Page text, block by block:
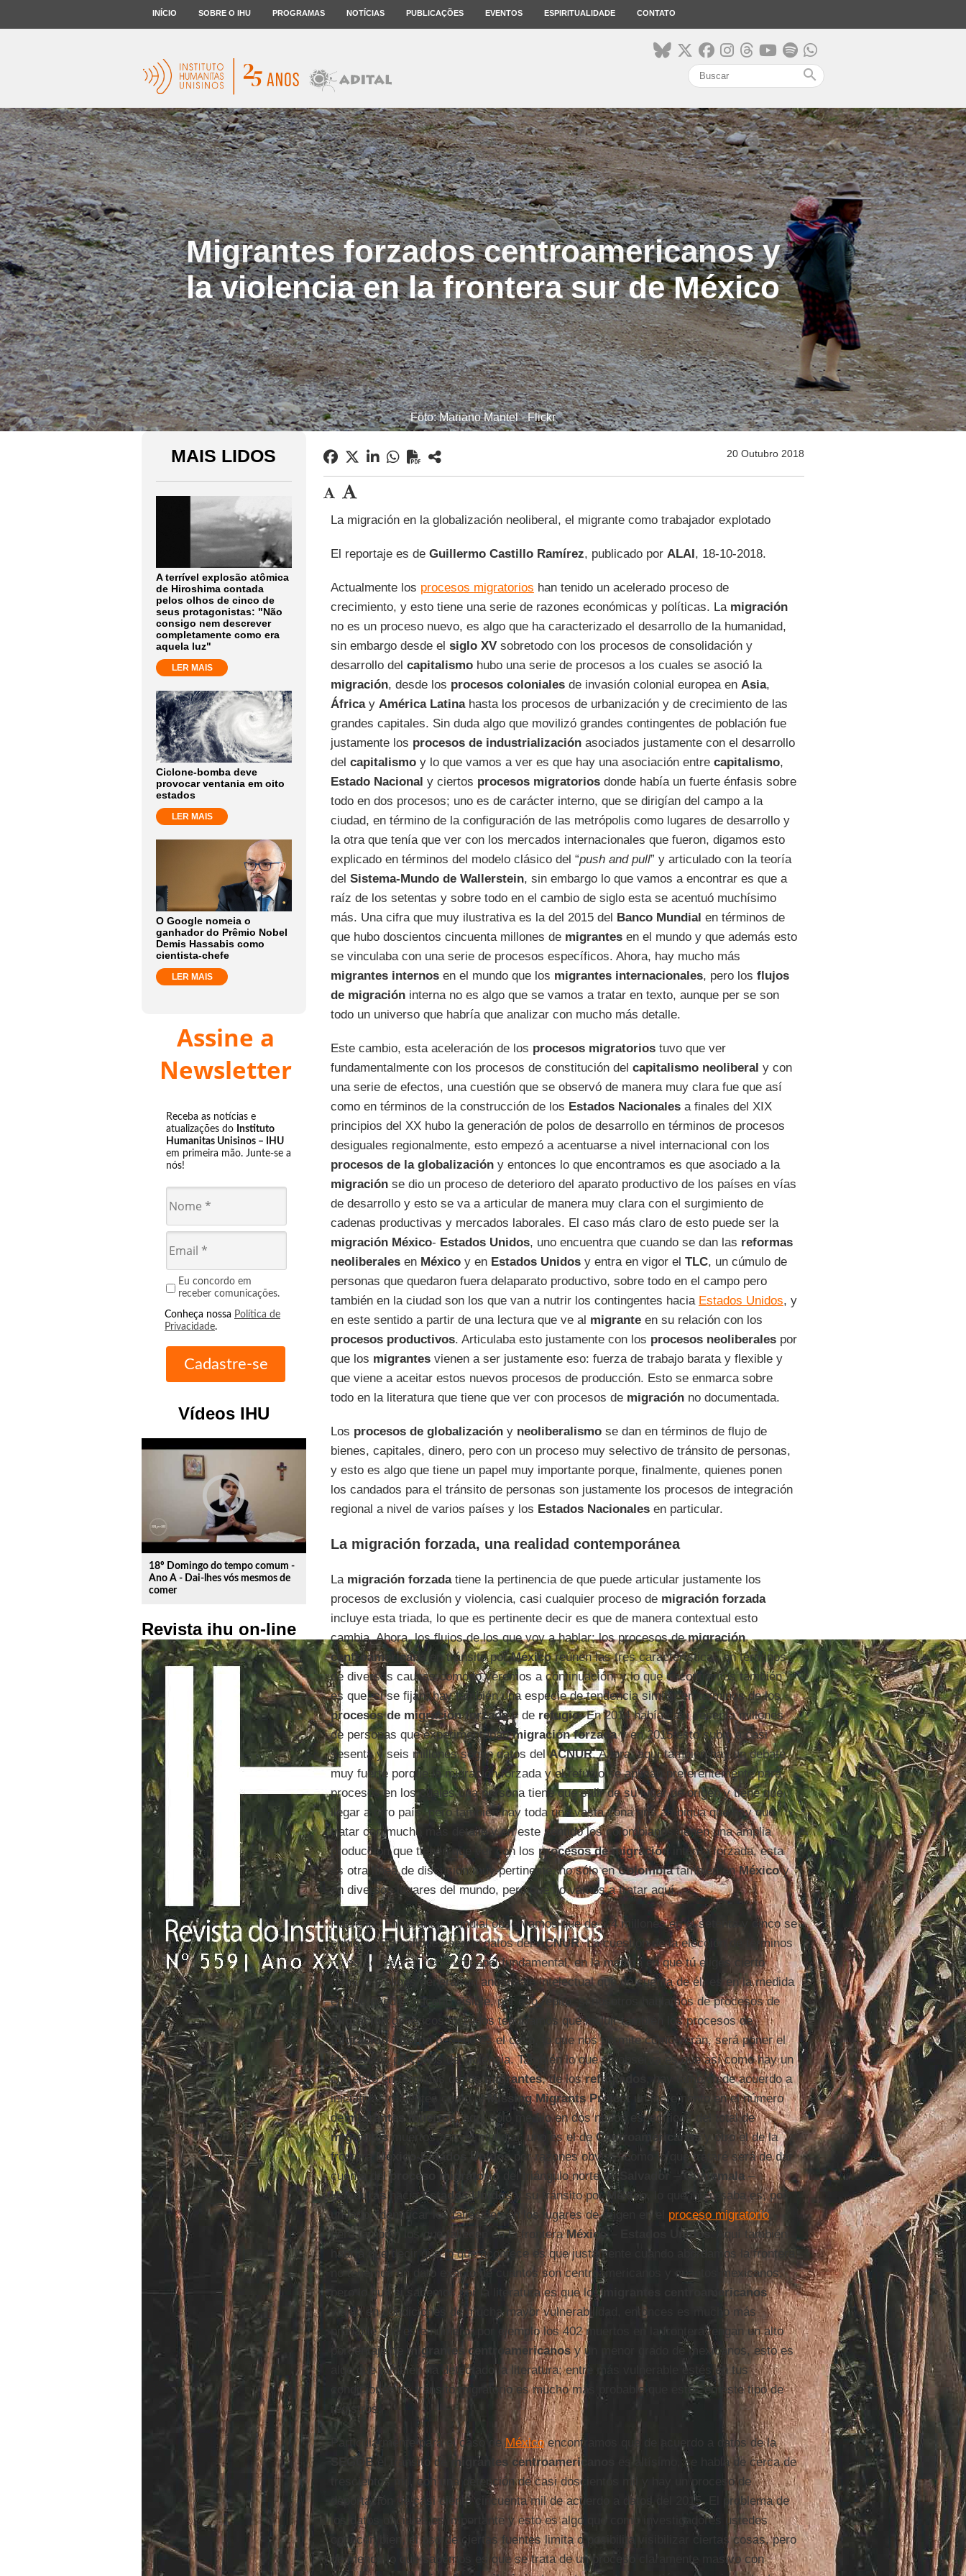
INÍCIO SOBRE O IHU PROGRAMAS NOTÍCIAS PUBLICAÇÕES EVENTOS ESPIRITUALIDADE CONTATO
search
Migrantes forzados centroamericanos y
la violencia en la frontera sur de México
Foto: Mariano Mantel - Flickr
MAIS LIDOS
A terrível explosão atômica
de Hiroshima contada
pelos olhos de cinco de
seus protagonistas: "Não
consigo nem descrever
completamente como era
aquela luz"
LER MAIS
Ciclone-bomba deve
provocar ventania em oito
estados
LER MAIS
O Google nomeia o
ganhador do Prêmio Nobel
Demis Hassabis como
cientista-chefe
LER MAIS
Assine a
Newsletter
Receba as notícias e
atualizações do Instituto
Humanitas Unisinos – IHU
em primeira mão. Junte-se a
nós!
Eu concordo em
receber comunicações.
Conheça nossa Política de
Privacidade.
Vídeos IHU
play_circle_outline
18º Domingo do tempo comum -
Ano A - Dai-lhes vós mesmos de
comer
Revista ihu on-line
20 Outubro 2018
La migración en la globalización neoliberal, el migrante como trabajador explotado
El reportaje es de Guillermo Castillo Ramírez, publicado por ALAI, 18-10-2018.
Actualmente los procesos migratorios han tenido un acelerado proceso de
crecimiento, y esto tiene una serie de razones económicas y políticas. La migración
no es un proceso nuevo, es algo que ha caracterizado el desarrollo de la humanidad,
sin embargo desde el siglo XVsobretodo con los procesos de consolidación y
desarrollo del capitalismohubo una serie de procesos a los cuales se asoció la
migración, desde los procesos colonialesde invasión colonial europea en Asia,
Áfricay América Latinahasta los procesos de urbanización y de crecimiento de las
grandes capitales. Sin duda algo que movilizó grandes contingentes de población fue
justamente los procesos de industrializaciónasociados justamente con el desarrollo
del capitalismoy lo que vamos a ver es que hay una asociación entrecapitalismo,
Estado Nacional y ciertos procesos migratoriosdonde había un fuerte énfasis sobre
todo en dos procesos; uno es de carácter interno, que se dirigían del campo a la
ciudad, en término de la configuración de las metrópolis como lugares de desarrollo y
la otra que tenía que ver con los mercados internacionales que fueron, digamos esto
explicado en términos del modelo clásico del “push and pull” y articulado con la teoría
del Sistema-Mundo de Wallerstein, sin embargo lo que vamos a encontrar es que a
raíz de los setentas y sobre todo en el cambio de siglo esta se acentuó muchísimo
más. Una cifra que muy ilustrativa es la del 2015 del Banco Mundial en términos de
que hubo doscientos cincuenta millones de migrantesen el mundo y que además esto
se vinculaba con una serie de procesos específicos. Ahora, hay mucho más
migrantes internosen el mundo que los migrantes internacionales, pero los flujos
de migracióninterna no es algo que se vamos a tratar en texto, aunque per se son
todo un universo que habría que analizar con mucho más detalle.
Este cambio, esta aceleración de los procesos migratoriostuvo que ver
fundamentalmente con los procesos de constitución del capitalismo neoliberal y con
una serie de efectos, una cuestión que se observó de manera muy clara fue que así
como en términos de la construcción de los Estados Nacionalesa finales del XIX
principios del XX hubo la generación de polos de desarrollo en términos de procesos
desiguales regionalmente, esto empezó a acentuarse a nivel internacional con los
procesos de la globalizacióny entonces lo que encontramos es que asociado a la
migraciónse dio un proceso de deterioro del aparato productivo de los países en vías
de desarrollo y esto se va a articular de manera muy clara con el surgimiento de
cadenas productivas y mercados laborales. El caso más claro de esto puede ser la
migración México- Estados Unidos, uno encuentra que cuando se dan las reformas
neoliberalesen Méxicoy en Estados Unidosy entra en vigor el TLC, un cúmulo de
personas que quedaron fuera delaparato productivo, sobre todo en el campo pero
también en la ciudad son los que van a nutrir los contingentes hacia Estados Unidos, y
en este sentido a partir de una lectura que ve al migranteen su relación con los
procesos productivos. Articulaba esto justamente con los procesos neoliberalespor
que los migrantesvienen a ser justamente eso: fuerza de trabajo barata y flexible y
que viene a aceitar estos nuevos procesos de producción. Esto se enmarca sobre
todo en la literatura que tiene que ver con procesos de migraciónno documentada.
Los procesos de globalizacióny neoliberalismose dan en términos de flujo de
bienes, capitales, dinero, pero con un proceso muy selectivo de tránsito de personas,
y esto es algo que tiene un papel muy importante porque, finalmente, quienes ponen
los candados para el tránsito de personas son justamente los procesos de integración
regional a nivel de varios países y los Estados Nacionalesen particular.
La migración forzada, una realidad contemporánea
La migración forzadatiene la pertinencia de que puede articular justamente los
procesos de exclusión y violencia, casi cualquier proceso de migración forzada
incluye esta triada, lo que es pertinente decir es que de manera contextual esto
cambia. Ahora, los flujos de los que voy a hablar; los procesos demigración
centroamericana en tránsito porMéxicoreúnen las tres características en términos
de diversas causas como lo veremos a continuación, y lo que encontramos también
es que, si se fijan, hay también una especie de tendencia similar en términos de los
procesos de migración forzaday de refugio. En 2014 había casi sesenta millones
de personas que experimentabanmigración forzaday en 2015 esto subió a casi
sesenta y seis millones según datos delACNUR. Ahora, aquí también hay un debate
muy fuerte porque la migración forzada y el refugio se aplican preferentemente para
procesos en los cuales una persona tiene que salir de su lugar de origen y tiene que
llegar a otro país, pero también hay toda una vasta zona gris ambigua que hay que
tratar con mucho más detalle y en este sentido los colombianos tienen una amplia
producción que tienen que ver con los procesos de migracióninterna forzada, esta
es otra línea de discusión muy pertinente, no sólo enColombiatambién enMéxicoy
en diversos lugares del mundo, pero que no vamos a tratar aquí.
Haciendo un balance mundial observamos que de 2.4 millones en el setenta y cinco se
subió a 65.3 millones según datos delACNUR. La cuestión de la elección de términos
no es accesoria, tiene un papel fundamental, en la medida en que tú eliges cierto
término y eliges generar un andamiaje intelectual que dé cuenta de él, es en la medida
en que puedes hacerlo visible, por eso repito, si nosotros hablamos de procesos de
migracióngenéricos forzados tendríamos que incluir también los procesos de
migración internapero no es el caso, lo que nos permite como verán, será poner el
foco en los procesos de violencia. También lo que se observa es que así como hay un
correlato en términos de los migrantes, de losrefugiados
, hay también de acuerdo a
iniciativas recientes como elMissing Migrants Project un incremento en el número
demigrantes muertos, aquí sólo me fijo en dos nodos específicos del total de
migrantesmuertos a nivel mundial: uno es el deCentroamericanosy otro el de la
frontera México -Estados Unidospor razones obvias, como lo que trataré será de dar
cuenta delproceso migratorio del triángulo norte de Salvador –Guatemala–
HondurashaciaEstados Unidosy su tránsito porMéxico
, lo que interesaba es, por
un lado, identificar los fallecidos en los lugares de origen en el proceso migratorio,
pero también los que fallecen en la fronteraMéxico– Estados Unidos. Aquí también
habría que decir que lo que acontece es que justamente cuando abordamos la frontera
no tenemos un dato exacto de cuantos son centroamericanos y cuantos mexicanos,
pero lo que si sabemos por la literatura es que los migrantes centroamericanos
viajan en condiciones de mucha mayor vulnerabilidad, entonces es mucho más
probable que este número; por ejemplo los 402 muertos en la frontera tengan un alto
porcentaje de
migrantes centroamericanosy un menor grado de mexicanos, esto es
algo que también ha detectado la literatura; entre más vulnerable estés en tus
condiciones de tránsito migratorio es mucho más probable que estés en este tipo de
registros.
Particularmente para el caso de Méxicoencontramos que de acuerdo a datos de la
SEGOB el tránsito de migrantes centroamericanos
es altísimo, se habla de cerca de
trescientos mil, con una detención de casi doscientos mil y hay un proceso de
deportación de casi ciento cincuenta mil de acuerdo a datos del 2015. El problema de
los datos oficiales es importante y esto es algo que como investigadores ustedes
conocen bien, el uso de ciertas fuentes limita o posibilita visibilizar ciertas cosas, pero
de menos lo que sabemos es que se trata de un proceso claramente masivo con